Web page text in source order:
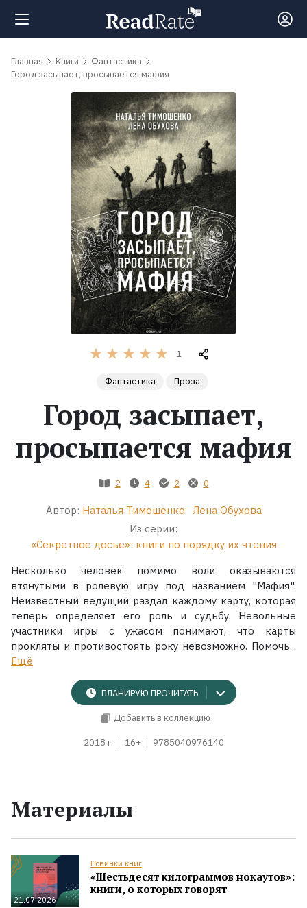
Поиск
Рейтинги
обсуждаемые
Экранизации
Коллекции
Главная Книги
Фантастика
Город засыпает, просыпается мафия
1
Фантастика Проза
Город засыпает,
просыпается мафия
2 4 2 0
Автор: Наталья Тимошенко, Лена Обухова
Из серии:
«Секретное досье»: книги по порядку их чтения
Несколько человек помимо воли оказываются
втянутыми в ролевую игру под названием "Мафия".
Неизвестный ведущий раздал каждому карту, которая
теперь определяет его роль и судьбу. Невольные
участники игры с ужасом понимают, что карты
прокляты и противостоять року невозможно. Помочь...
Ещё
ПЛАНИРУЮ ПРОЧИТАТЬ
Добавить в коллекцию
2018 г. 16+ 9785040976140
Материалы
21.07.2026
Новинки книг
«Шестьдесят килограммов нокаутов»:
книги, о которых говорят